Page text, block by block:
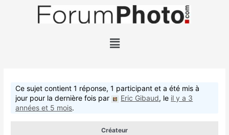
Ce sujet contient 1 réponse, 1 participant et a été mis à
jour pour la dernière fois par
Eric Gibaud, le il y a 3
années et 5 mois.
Créateur